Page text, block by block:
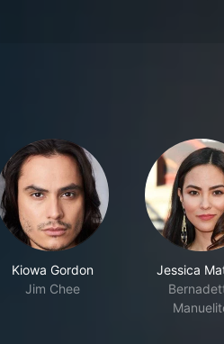
Kiowa Gordon
Jim Chee
Jessica